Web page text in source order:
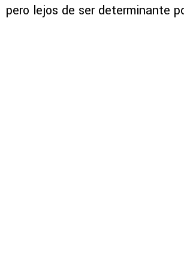
pero lejos de ser determinante